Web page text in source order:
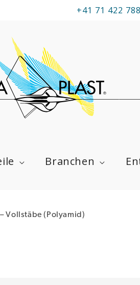
+41 71 422
Branchen
– Vollstäbe (Polyamid)